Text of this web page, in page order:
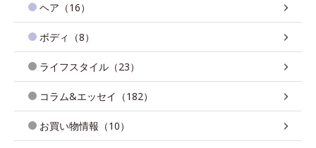
ヘア（16）
ボディ（8）
ライフスタイル（23）
コラム&エッセイ（182）
お買い物情報（10）